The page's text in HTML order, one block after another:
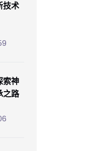
技术
索神
之路